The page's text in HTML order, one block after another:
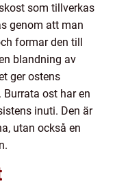
som tillverkas
genom att man
formar den till
blandning av
ger ostens
ost har en
inuti. Den är
utan också en